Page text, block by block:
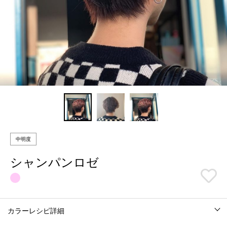
中明度
シャンパンロゼ
カラーレシピ詳細